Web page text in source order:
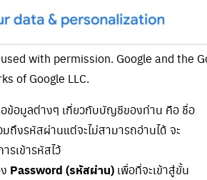
with permission. Google and the
of Google LLC.
ข้อมูลต่างๆ เกี่ยวกับบัญชีของท่าน คือ ชื่อ
ถึงรหัสผ่านแต่จะไม่สามารถอ่านได้ จะ
รเข้ารหัสไว้
Password (รหัสผ่าน) เพื่อที่จะเข้าสู่ขั้น